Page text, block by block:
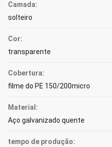
Camada:
solteiro
Cor:
transparente
Cobertura:
filme do PE 150/200micro
Material:
Aço galvanizado quente
tempo de produção: